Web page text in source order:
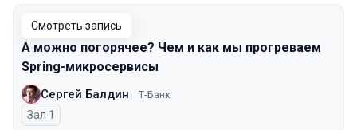
Смотреть запись
А можно погорячее? Чем и как мы прогреваем
Spring-микросервисы
Сергей Балдин Т-Банк
Зал 1